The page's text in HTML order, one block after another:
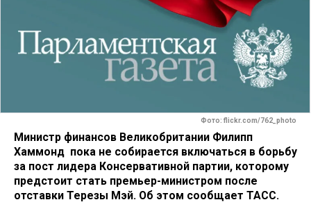
Фото: flickr.com/762_photo
Министр финансов Великобритании Филипп
Хаммонд пока не собирается включаться в борьбу
за пост лидера Консервативной партии, которому
предстоит стать премьер-министром после
отставки Терезы Мэй. Об этом сообщает ТАСС.